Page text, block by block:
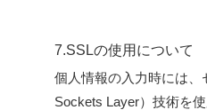
7.SSLの使用について
個人情報の入力時には
Sockets Layer）技術を使